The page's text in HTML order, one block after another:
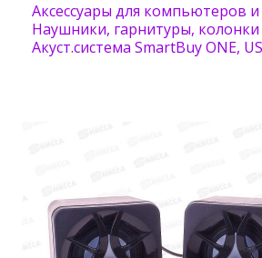
Аксессуары для компьютеров
Наушники, гарнитуры, колонки
Акуст.система SmartBuy ONE,